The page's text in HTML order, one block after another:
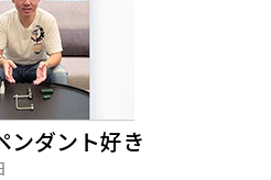
ンダント好き